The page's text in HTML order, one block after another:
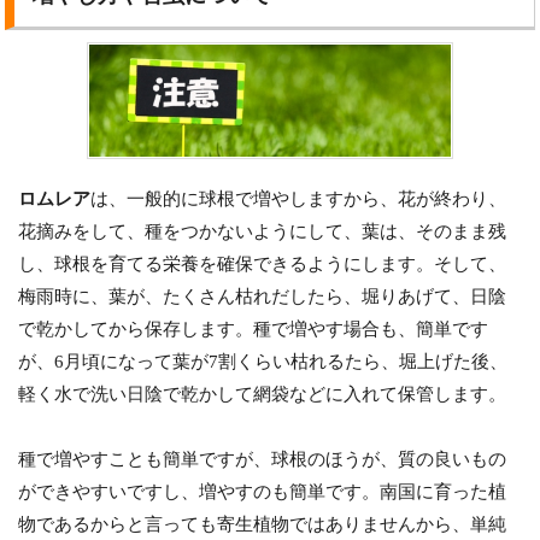
ロムレアは、一般的に球根で増やしますから、花が終わり、
花摘みをして、種をつかないようにして、葉は、そのまま残
し、球根を育てる栄養を確保できるようにします。そして、
梅雨時に、葉が、たくさん枯れだしたら、堀りあげて、日陰
で乾かしてから保存します。種で増やす場合も、簡単です
が、6月頃になって葉が7割くらい枯れるたら、堀上げた後、
軽く水で洗い日陰で乾かして網袋などに入れて保管します。
種で増やすことも簡単ですが、球根のほうが、質の良いもの
ができやすいですし、増やすのも簡単です。南国に育った植
物であるからと言っても寄生植物ではありませんから、単純